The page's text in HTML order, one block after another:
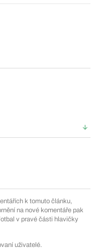
k tomuto článku,
na nové komentáře pak
v pravé části hlavičky
uživatelé.